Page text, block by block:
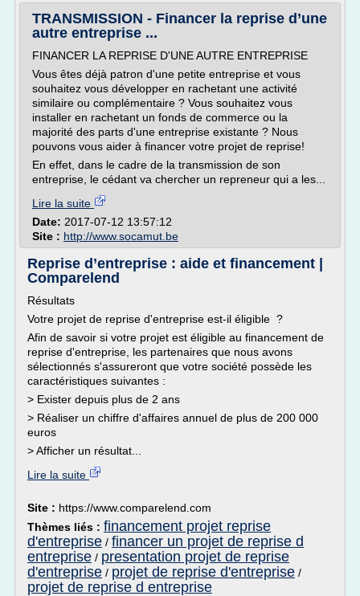
TRANSMISSION - Financer la reprise d’une
autre entreprise ...
FINANCER LA REPRISE D'UNE AUTRE ENTREPRISE
Vous êtes déjà patron d'une petite entreprise et vous
souhaitez vous développer en rachetant une activité
similaire ou complémentaire ? Vous souhaitez vous
installer en rachetant un fonds de commerce ou la
majorité des parts d'une entreprise existante ? Nous
pouvons vous aider à financer votre projet de reprise!
En effet, dans le cadre de la transmission de son
entreprise, le cédant va chercher un repreneur qui a les...
Lire la suite
Date: 2017-07-12 13:57:12
Site : http://www.socamut.be
Reprise d’entreprise : aide et financement |
Comparelend
Résultats
Votre projet de reprise d'entreprise est-il éligible ?
Afin de savoir si votre projet est éligible au financement de
reprise d'entreprise, les partenaires que nous avons
sélectionnés s'assureront que votre société possède les
caractéristiques suivantes :
> Exister depuis plus de 2 ans
> Réaliser un chiffre d'affaires annuel de plus de 200 000
euros
> Afficher un résultat...
Lire la suite
Site : https://www.comparelend.com
Thèmes liés : financement projet reprise
d'entreprise / financer un projet de reprise d
entreprise / presentation projet de reprise
d'entreprise / projet de reprise d'entreprise /
projet de reprise d entreprise